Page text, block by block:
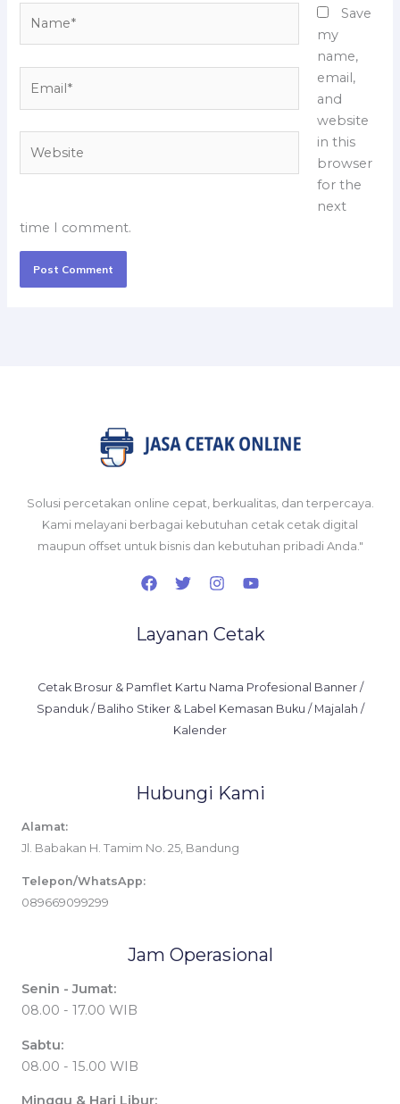
Save
my
name,
email,
and
website
in this
browser
for the
next
time I comment.
Solusi percetakan online cepat, berkualitas, dan terpercaya.
Kami melayani berbagai kebutuhan cetak cetak digital
maupun offset untuk bisnis dan kebutuhan pribadi Anda."
Layanan Cetak
Cetak Brosur & Pamflet Kartu Nama Profesional Banner /
Spanduk / Baliho Stiker & Label Kemasan Buku / Majalah /
Kalender
Hubungi Kami
Alamat:
Jl. Babakan H. Tamim No. 25, Bandung
Telepon/WhatsApp:
089669099299
Jam Operasional
Senin - Jumat:
08.00 - 17.00 WIB
Sabtu:
08.00 - 15.00 WIB
Minggu & Hari Libur: